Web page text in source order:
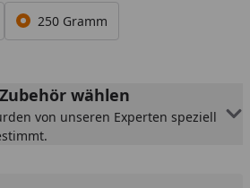
250 Gramm
wählen
von unseren Experten speziell